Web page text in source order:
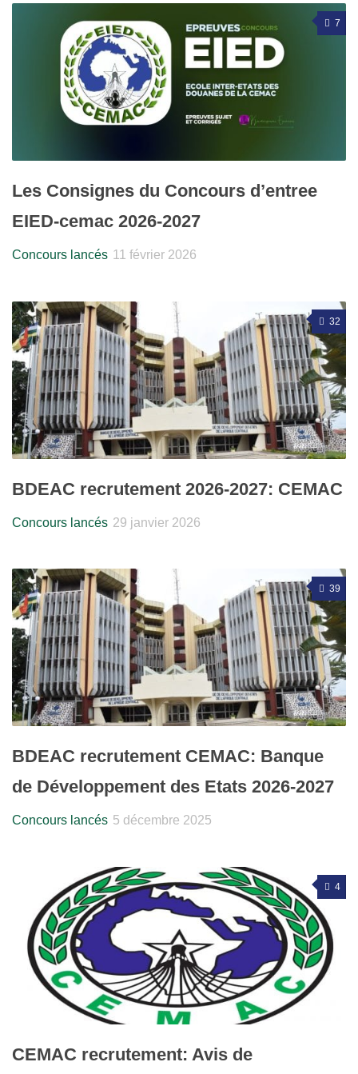
7
Les Consignes du Concours d’entree
EIED-cemac 2026-2027
Concours lancés 11 février 2026
32
BDEAC recrutement 2026-2027: CEMAC
Concours lancés 29 janvier 2026
39
BDEAC recrutement CEMAC: Banque
de Développement des Etats 2026-2027
Concours lancés 5 décembre 2025
4
CEMAC recrutement: Avis de